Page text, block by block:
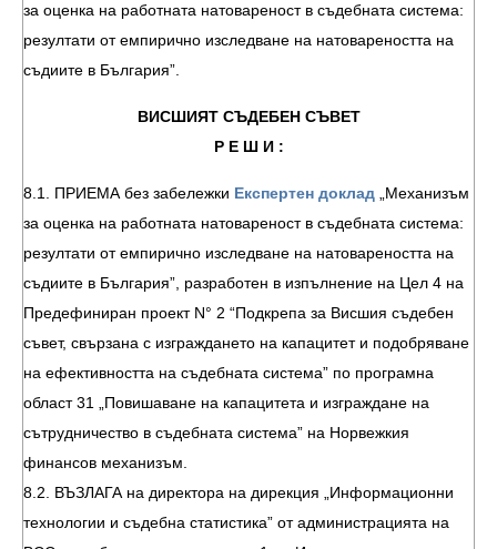
за оценка на работната натовареност в съдебната система:
резултати от емпирично изследване на натовареността на
съдиите в България”.
ВИСШИЯТ СЪДЕБЕН СЪВЕТ
Р Е Ш И :
8.1. ПРИЕМА без забележки Експертен доклад
„Механизъм
за оценка на работната натовареност в съдебната система:
резултати от емпирично изследване на натовареността на
съдиите в България”, разработен в изпълнение на Цел 4 на
Предефиниран проект N° 2 “Подкрепа за Висшия съдебен
съвет, свързана с изграждането на капацитет и подобряване
на ефективността на съдебната система” по програмна
област 31 „Повишаване на капацитета и изграждане на
сътрудничество в съдебната система” на Норвежкия
финансов механизъм.
8.2. ВЪЗЛАГА на директора на дирекция „Информационни
технологии и съдебна статистика” от администрацията на